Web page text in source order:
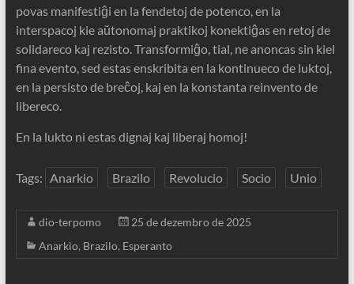
povas manifestiĝi en la fendetoj de potenco, en la
interspacoj kie aŭtonomaj praktikoj konektiĝas en retoj de
solidareco kaj rezisto. Transformiĝo, tial, ne anoncas sin kiel
fina evento, sed estas enskribita en la kontinueco de luktoj,
en la persisto de breĉoj, kaj en la konstanta reinvento de
libereco.
En la lukto ni estas dignaj kaj liberaj homoj!
Tags: Anarkio Brazilo Revolucio Socio Unio
dio-terpomo
25 de dezembro de 2025
Anarkio, Brazilo, Esperanto